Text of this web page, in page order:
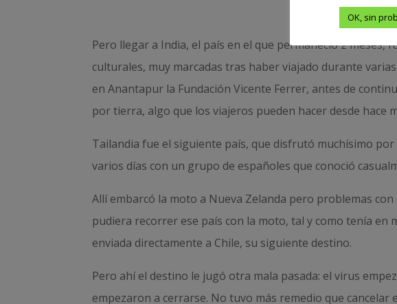
Pero llegar a India, el país en el que permaneció 2 meses,
culturales, muy marcadas tras haber viajado durante
en Anantapur la Fundación Vicente Ferrer, antes de
por tierra, algo que los viajeros pueden hacer desde hace
Tailandia fue el siguiente país, que disfrutó muchísimo por
varios días con un grupo de españoles que conoció
Allí embarcó la moto a Nueva Zelanda pero problemas
pudiera recorrer ese país con la moto, tal y como tenía en
enviada directamente a Chile, su siguiente destino.
Pero ahí el destino le jugó otra mala pasada: el virus
empezaron a cerrarse. No tuvo más remedio que cancelar
OK, sin